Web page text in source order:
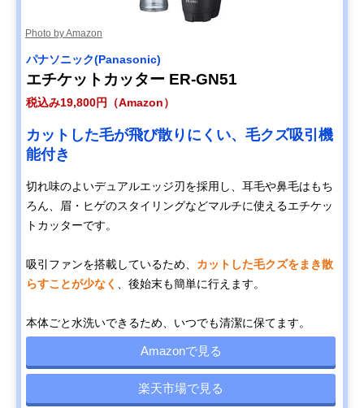
Photo by Amazon
パナソニック(Panasonic)
エチケットカッター ER-GN51
税込み19,800円（Amazon）
カットした毛が飛び散りにくい、毛クズ吸引機
能付き
切れ味のよいデュアルエッジ刃を採用し、耳毛や鼻毛はもち
ろん、眉・ヒゲのスタイリングなどマルチに使えるエチケッ
トカッターです。
吸引ファンを搭載しているため、 カットした毛クズをまき散
らすことが少なく
、後始末も簡単に行えます。
本体ごと水洗いできるため、いつでも清潔に保てます。
Amazonで見る
楽天市場で見る